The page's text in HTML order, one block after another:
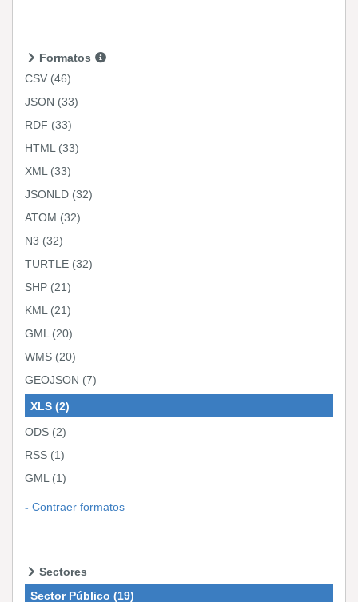
Formatos
CSV (46)
JSON (33)
RDF (33)
HTML (33)
XML (33)
JSONLD (32)
ATOM (32)
N3 (32)
TURTLE (32)
SHP (21)
KML (21)
GML (20)
WMS (20)
GEOJSON (7)
XLS (2)
ODS (2)
RSS (1)
GML (1)
Contraer formatos
Sectores
Sector Público (19)